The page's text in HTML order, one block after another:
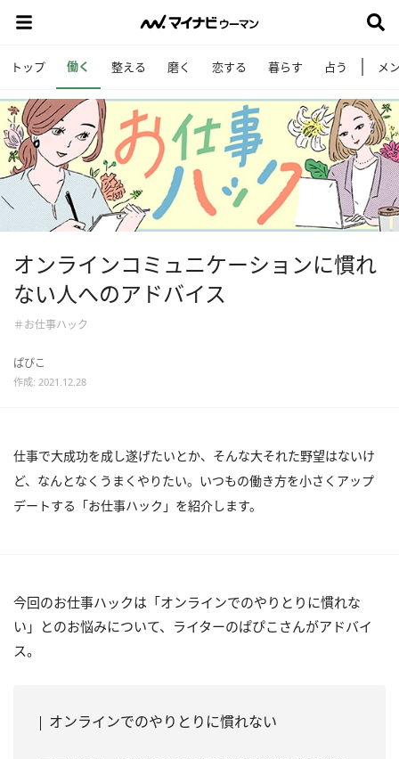
トップ 働く 整える 磨く 恋する 暮らす 占う メ
オンラインコミュニケーションに慣れ
ない人へのアドバイス
＃お仕事ハック
ぱぴこ
作成: 2021.12.28
仕事で大成功を成し遂げたいとか、そんな大それた野望はないけ
ど、なんとなくうまくやりたい。いつもの働き方を小さくアップ
デートする「お仕事ハック」を紹介します。
今回のお仕事ハックは「オンラインでのやりとりに慣れな
い」とのお悩みについて、ライターのぱぴこさんがアドバイ
ス。
オンラインでのやりとりに慣れない